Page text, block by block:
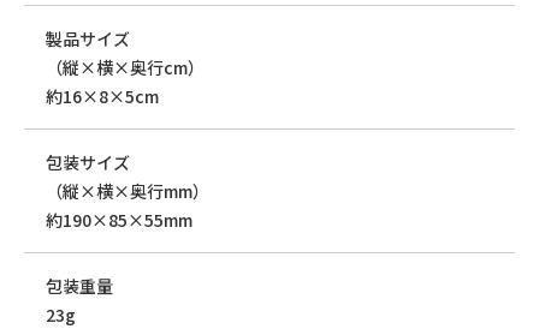
製品サイズ
（縦×横×奥行cm）
約16×8×5cm
包装サイズ
（縦×横×奥行mm）
約190×85×55mm
包装重量
23g